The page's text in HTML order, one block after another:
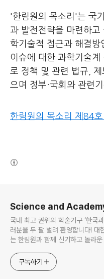
'한림원의 목소리'는 국
과 발전전략을 마련하
학기술적 접근과 해결방
이슈에 대한 과학기술
로 정책 및 관련 법규,
으며 정부·국회와 관련
한림원의 목소리 제84호
Science and
국내 최고 권위의 학술기구 ‘한국
러분을 두 팔 벌려 환영합니다! 대
는 한림원과 함께 신기하고 놀라
구독하기